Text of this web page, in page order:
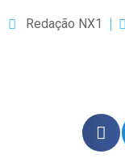
Redação NX1